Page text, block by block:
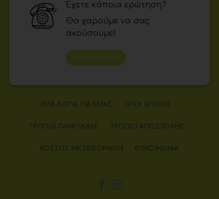
Έχετε κάποια ερώτηση?
Θα χαρούμε να σας
ακούσουμε!
210 58 22 015
ΛΊΓΑ ΛΌΓΙΑ ΓΙΑ ΕΜΆΣ ΌΡΟΙ ΧΡΉΣΗΣ
ΤΡΌΠΟΙ ΠΛΗΡΩΜΉΣ ΤΡΌΠΟΙ ΑΠΟΣΤΟΛΉΣ
ΚΌΣΤΟΣ ΜΕΤΑΦΟΡΙΚΏΝ ΕΠΙΚΟΙΝΩΝΊΑ